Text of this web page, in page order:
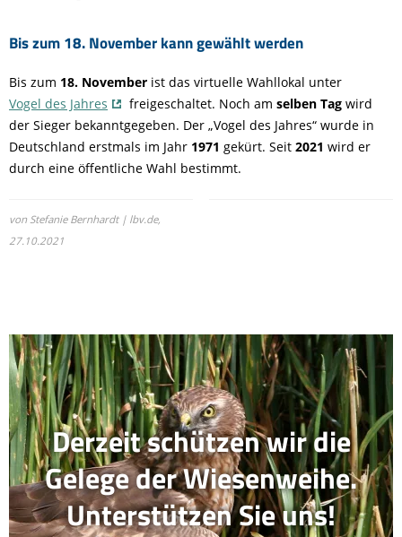
Bis zum 18. November kann gewählt werden
Bis zum 18. November ist das virtuelle Wahllokal unter
Vogel des Jahres
freigeschaltet. Noch am selben Tag wird
der Sieger bekanntgegeben. Der „Vogel des Jahres“ wurde in
Deutschland erstmals im Jahr 1971 gekürt. Seit 2021 wird er
durch eine öffentliche Wahl bestimmt.
von Stefanie Bernhardt | lbv.de,
27.10.2021
Derzeit schützen wir die
Gelege der Wiesenweihe.
Unterstützen Sie uns!